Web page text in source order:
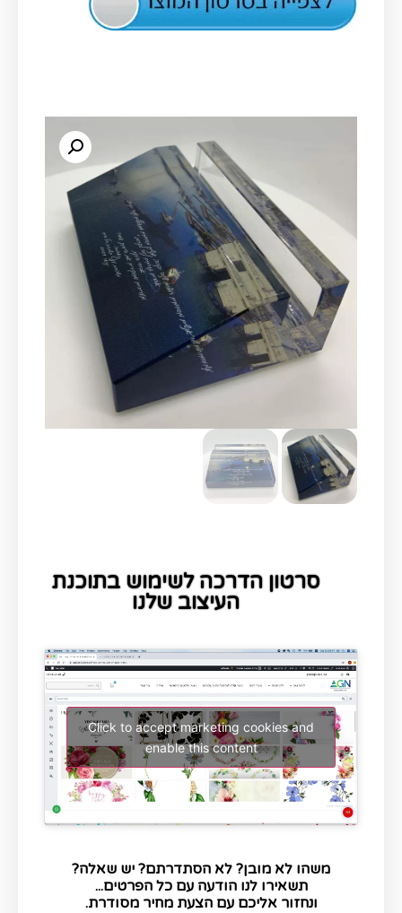
סרטון הדרכה לשימוש בתוכנת
העיצוב שלנו
Click to accept marketing cookies and
enable this content
משהו לא מובן? לא הסתדרתם? יש שאלה?
תשאירו לנו הודעה עם כל הפרטים...
ונחזור אליכם עם הצעת מחיר מסודרת.